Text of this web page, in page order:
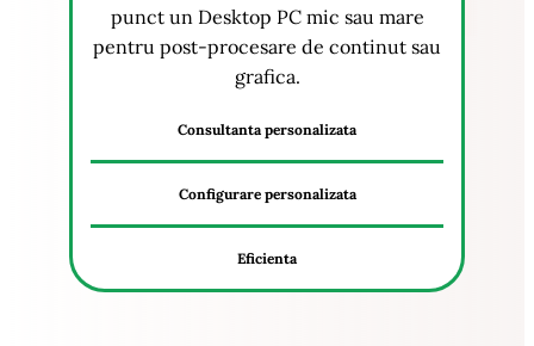
punct un Desktop PC mic sau mare
pentru post-procesare de continut sau
grafica.
Consultanta personalizata
Configurare personalizata
Eficienta